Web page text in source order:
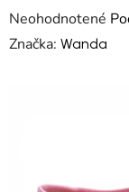
Priemerné
Neohodnotené
Značka: Wanda